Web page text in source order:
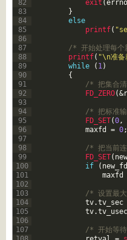
82
83
84
85
86
87
88
89
90
91
92
93
94
95
96
97
98
99
100
101
102
103
104
105
106
107
exit (errno
}
else
printf(
/* 开始处理每个
printf( "\n准备
while
( 1)
{
/* 把集合
FD_ZERO(
/* 把标准
FD_SET(0,
maxfd
= 0;
/* 把当前
FD_SET(
if
( new_fd
maxfd
/* 设置最
tv.tv_sec
tv.tv_usec
/* 开始等